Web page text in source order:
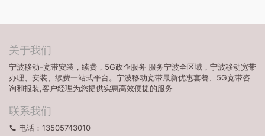
关于我们
宁波移动-宽带安装，续费，5G政企服务 服务宁波全区域，宁波移动宽带
办理、安装、续费一站式平台。宁波移动宽带最新优惠套餐、5G宽带咨
询和报装,客户经理为您提供实惠高效便捷的服务
联系我们
电话：13505743010